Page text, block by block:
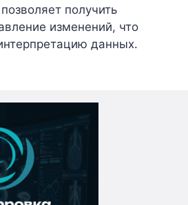
получить
изменений, что
данных.